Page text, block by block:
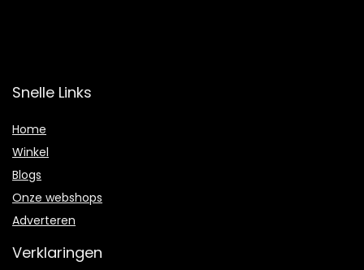
Snelle Links
Home
Winkel
Blogs
Onze webshops
Adverteren
Verklaringen